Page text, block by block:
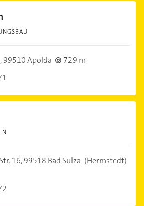
99510 Apolda
729 m
16,99518 Bad Sulza (Hermstedt)